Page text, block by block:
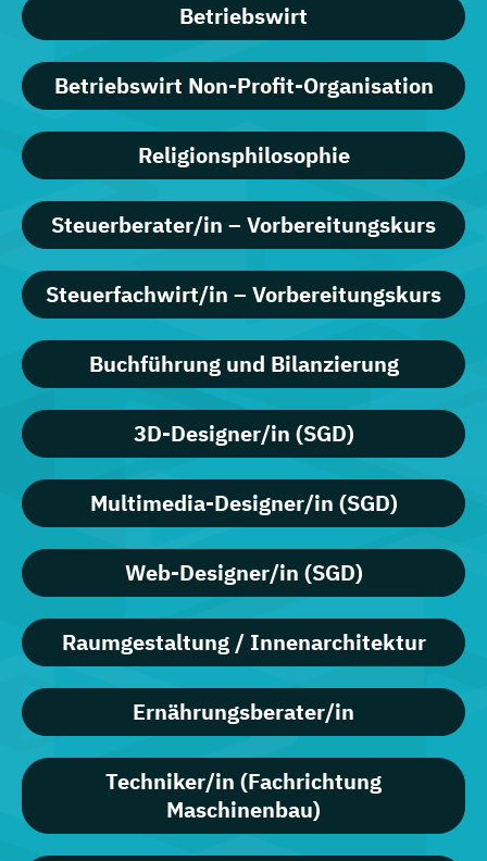
Betriebswirt
Betriebswirt Non-Profit-Organisation
Religionsphilosophie
Steuerberater/in – Vorbereitungskurs
Steuerfachwirt/in – Vorbereitungskurs
Buchführung und Bilanzierung
3D-Designer/in (SGD)
Multimedia-Designer/in (SGD)
Web-Designer/in (SGD)
Raumgestaltung / Innenarchitektur
Ernährungsberater/in
Techniker/in (Fachrichtung
Maschinenbau)